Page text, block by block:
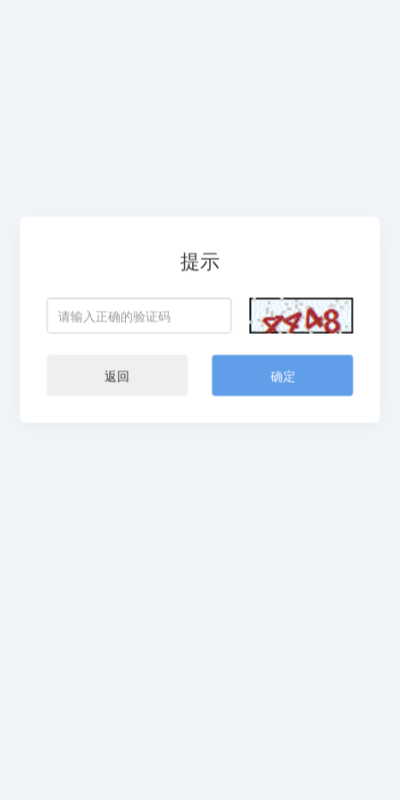
提示
返回 确定